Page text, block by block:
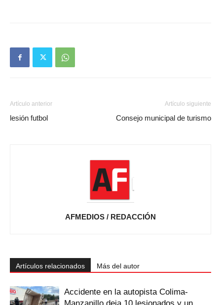
Artículo anterior
lesión futbol
Artículo siguiente
Consejo municipal de turismo
AFMEDIOS / REDACCIÓN
Artículos relacionados Más del autor
Accidente en la autopista Colima-